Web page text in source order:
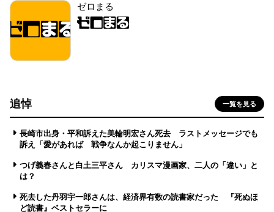
ゼロまる
追悼 一覧を見る
長崎市出身・平和訴えた美輪明宏さん死去 ラストメッセージでも
訴え「愛があれば 戦争なんか起こりません」
つげ義春さんと白土三平さん カリスマ漫画家、二人の「違い」と
は？
死去した丹羽宇一郎さんは、経済界有数の読書家だった 『死ぬほ
ど読書』ベストセラーに